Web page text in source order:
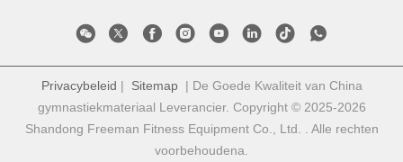
Privacybeleid | Sitemap| De Goede Kwaliteit van China
gymnastiekmateriaal Leverancier. Copyright © 2025-2026
Shandong Freeman Fitness Equipment Co., Ltd. . Alle rechten
voorbehoudena.